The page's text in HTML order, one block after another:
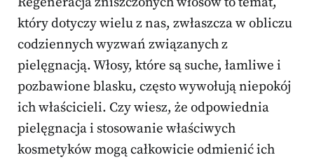
który dotyczy wielu z nas, zwłaszcza w obliczu
codziennych wyzwań związanych z
pielęgnacją. Włosy, które są suche, łamliwe i
pozbawione blasku, często wywołują niepokój
ich właścicieli. Czy wiesz, że odpowiednia
pielęgnacja i stosowanie właściwych
kosmetyków mogą całkowicie odmienić ich